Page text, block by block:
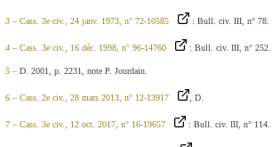
3 – Cass. 3e civ., 24 janv. 1973, n° 72-10585 : Bull. civ. III, n° 78.
4 – Cass. 3e civ., 16 déc. 1998, n° 96-14760 : Bull. civ. III, n° 252.
5 – D. 2001, p. 2231, note P. Jourdain.
6 – Cass. 2e civ., 28 mars 2013, n° 12-13917 , D.
7 – Cass. 3e civ., 12 oct. 2017, n° 16-19657 : Bull. civ. III, n° 114.